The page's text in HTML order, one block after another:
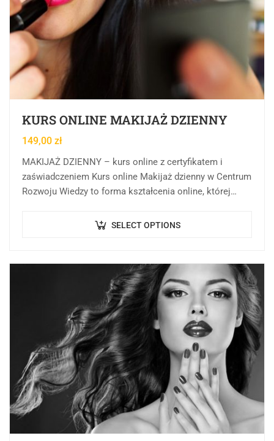
KURS ONLINE MAKIJAŻ DZIENNY
149,00 zł
MAKIJAŻ DZIENNY – kurs online z certyfikatem i
zaświadczeniem Kurs online Makijaż dzienny w Centrum
Rozwoju Wiedzy to forma kształcenia online, której
SELECT OPTIONS